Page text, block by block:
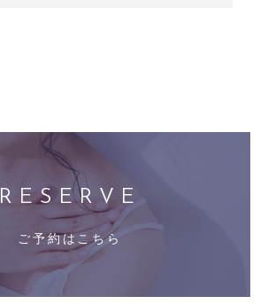
RESERVE
ご予約はこちら